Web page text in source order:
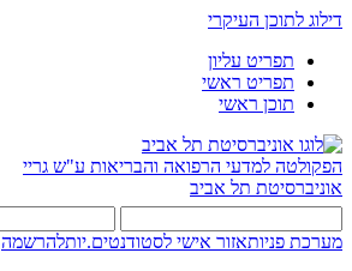
דילוג לתוכן העיקרי
תפריט עליון
תפריט ראשי
תוכן ראשי
הפקולטה למדעי הרפואה והבריאות ע"ש גריי
אוניברסיטת תל אביב
מערכת פניותאזור אישי לסטודנטים.יותלהרשמה